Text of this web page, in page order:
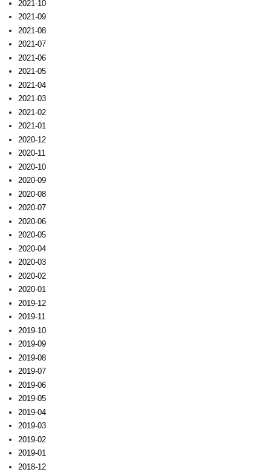
2021-10
2021-09
2021-08
2021-07
2021-06
2021-05
2021-04
2021-03
2021-02
2021-01
2020-12
2020-11
2020-10
2020-09
2020-08
2020-07
2020-06
2020-05
2020-04
2020-03
2020-02
2020-01
2019-12
2019-11
2019-10
2019-09
2019-08
2019-07
2019-06
2019-05
2019-04
2019-03
2019-02
2019-01
2018-12